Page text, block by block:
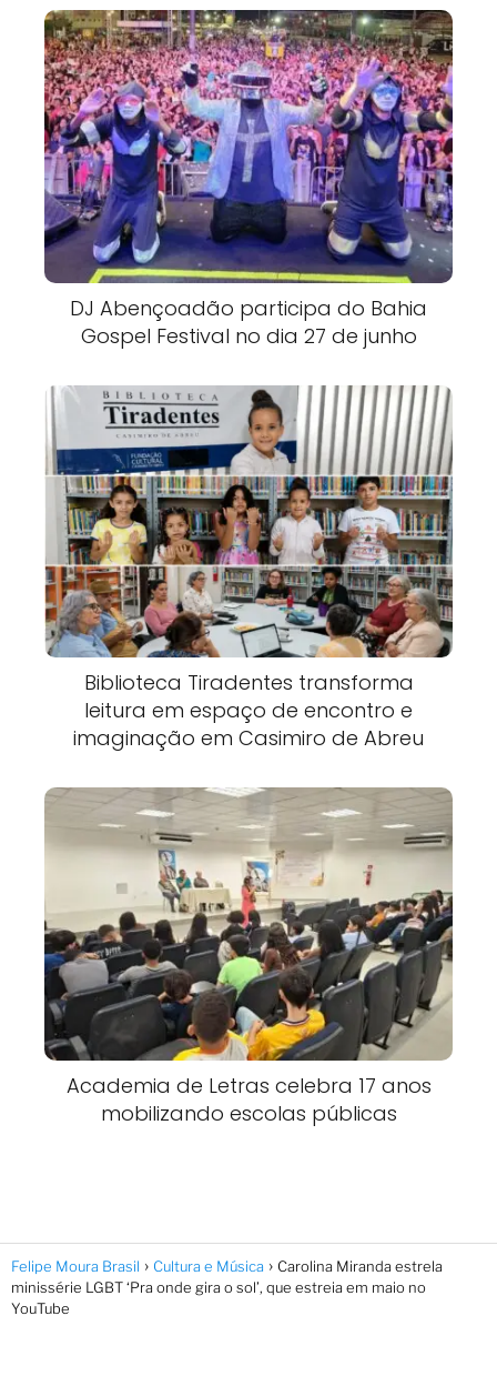
DJ Abençoadão participa do Bahia
Gospel Festival no dia 27 de junho
Biblioteca Tiradentes transforma
leitura em espaço de encontro e
imaginação em Casimiro de Abreu
Academia de Letras celebra 17 anos
mobilizando escolas públicas
Felipe Moura Brasil Cultura e Música
Carolina Miranda estrela
minissérie LGBT ‘Pra onde gira o sol’, que estreia em maio no
YouTube